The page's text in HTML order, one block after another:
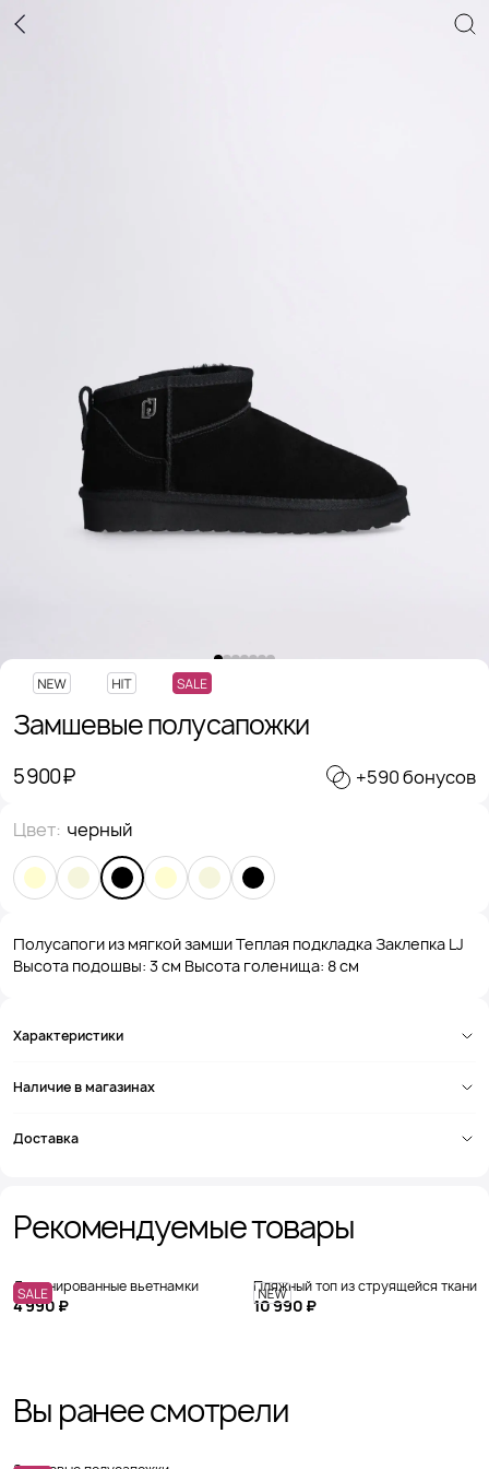
Замшевые полусапожки
5 900 ₽ +590 бонусов
Цвет: черный
Полусапоги из мягкой замши Теплая подкладка Заклепка LJ
Высота подошвы: 3 см Высота голенища: 8 см
Характеристики
Наличие в магазинах
Доставка
Рекомендуемые товары
Ламинированные вьетнамки
4 990 ₽
Пляжный топ из струящейся ткани
10 990 ₽
Вы ранее смотрели